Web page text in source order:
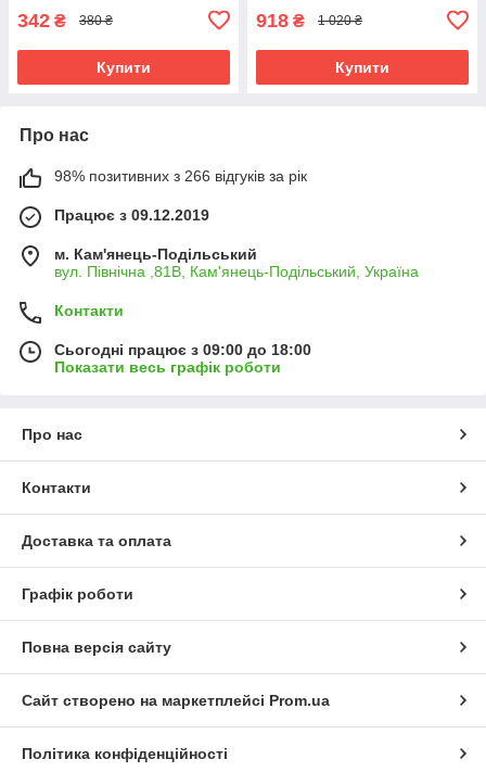
342 ₴ 380 ₴
Купити
918 ₴ 1 020 ₴
Купити
Про нас
98% позитивних з 266 відгуків за рік
Працює з 09.12.2019
м. Кам'янець-Подільський
вул. Північна ,81В, Кам'янець-Подільський, Україна
Контакти
Сьогодні працює з 09:00 до 18:00
Показати весь графік роботи
Про нас
Контакти
Доставка та оплата
Графік роботи
Повна версія сайту
Сайт створено на маркетплейсі Prom.ua
Політика конфіденційності